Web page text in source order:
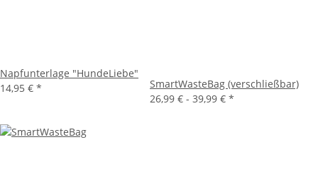
Napfunterlage "HundeLiebe"
14,95 € *
SmartWasteBag (verschließbar)
26,99 € - 39,99 € *